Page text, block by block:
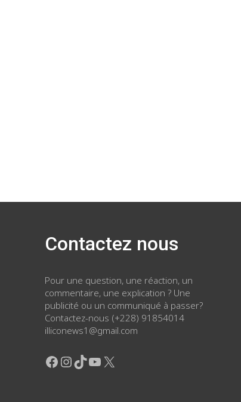
Contactez nous
Pour une question, une réaction, un
commentaire, une explication ? Une
publicité ou un communiqué à passer?
Contactez-nous (+228) 91854014
illiconews1@gmail.com
Facebook
Instagram
TikTok
YouTube
X